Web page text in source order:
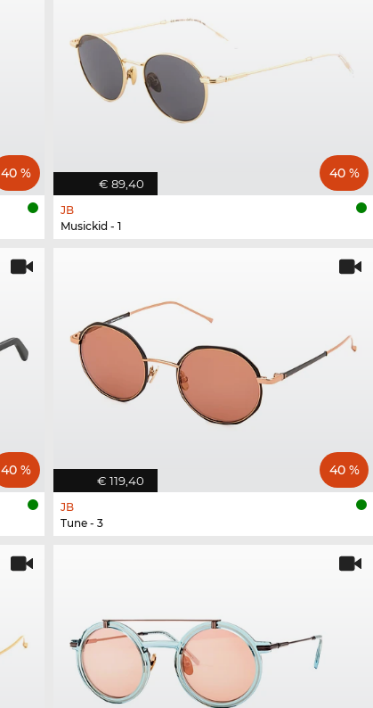
40 %
€ 89,40
40 %
JB
Musickid - 1
40 %
€ 119,40
40 %
JB
Tune - 3